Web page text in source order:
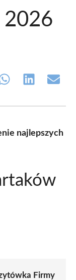
2026
Share Share Share
najlepszych
Firmy